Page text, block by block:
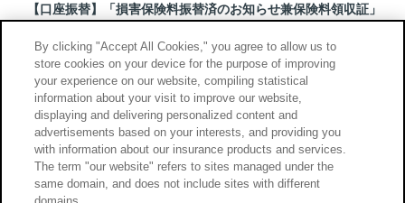
【口座振替】「損害保険料振替済のお知らせ兼保険料領収証」
【お詫び】超保険のよくあるご質問（FAQ）記載誤りについて
もっと見る
サイトのご利用について
勧誘方針
By clicking "Accept All Cookies," you agree to allow us to
store cookies on your device for the purpose of improving
your experience on our website, compiling statistical
information about your visit to improve our website,
displaying and delivering personalized content and
advertisements based on your interests, and providing you
with information about our insurance products and services.
The term "our website" refers to sites managed under the
same domain, and does not include sites with different